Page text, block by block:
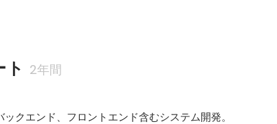
2年間
クエンド、フロントエンド含むシステム開発。